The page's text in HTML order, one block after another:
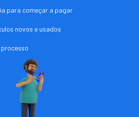
para começar a pagar
novos e usados